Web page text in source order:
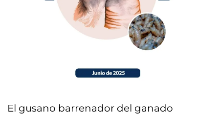
El gusano barrenador del ganado